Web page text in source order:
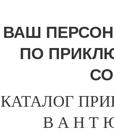
ВАШ
ПО
КАТАЛОГ
В А Н Т